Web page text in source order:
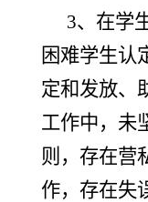
3、在学
困难学生认
定和发放、
工作中，未
则，存在营
作，存在失